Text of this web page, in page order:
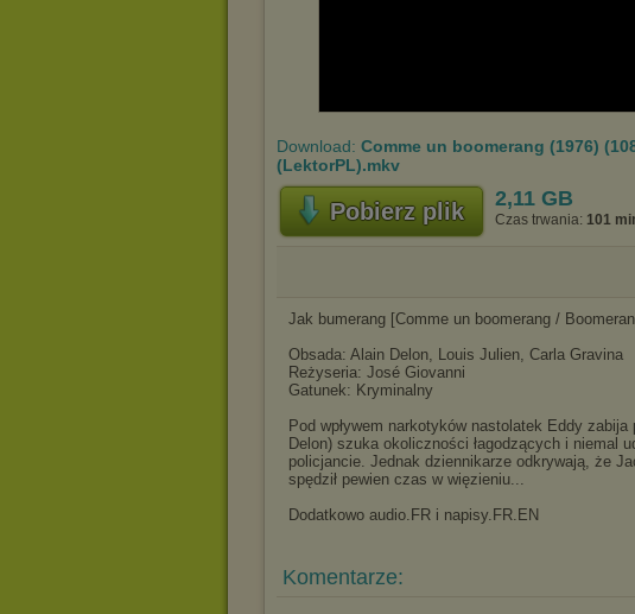
Download: Comme un boomerang (1976)
(LektorPL).mkv
Pobierz plik 2,11 GB
Czas trwania: 101
Jak bumerang [Comme un boomerang /
Obsada: Alain Delon, Louis Julien, Carla Gravina
Reżyseria: José Giovanni
Gatunek: Kryminalny
Pod wpływem narkotyków nastolatek Eddy
Delon) szuka okoliczności łagodzących i niemal
policjancie. Jednak dziennikarze odkrywają, że
spędził pewien czas w więzieniu...
Dodatkowo audio.FR i napisy.FR.EN
Komentarze: